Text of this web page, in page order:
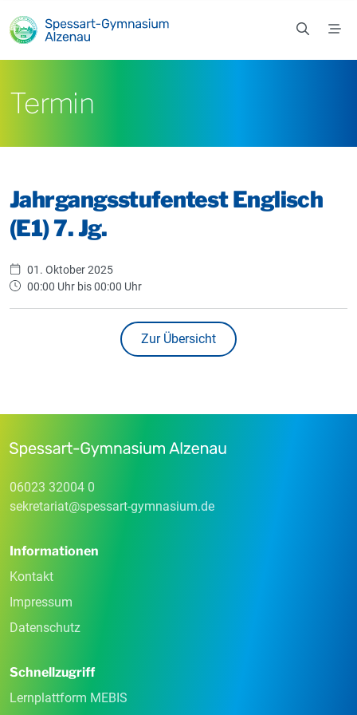
Termin
Jahrgangsstufentest Englisch
(E1) 7. Jg.
01. Oktober 2025
00:00 Uhr bis 00:00 Uhr
Zur Übersicht
06023 32004 0
sekretariat@spessart-gymnasium.de
Informationen
Kontakt
Impressum
Datenschutz
Schnellzugriff
Lernplattform MEBIS